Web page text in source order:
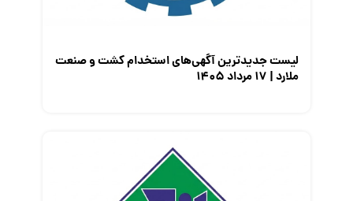
لیست جدیدترین آگهی‌های استخدام کشت و صنعت
ملارد | ۱۷ مرداد ۱۴۰۵